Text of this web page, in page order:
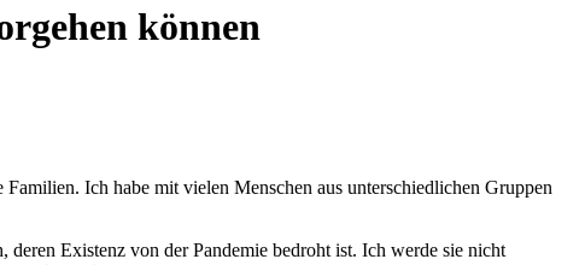
können
Ich habe mit vielen Menschen aus unterschiedlichen Gruppen
Existenz von der Pandemie bedroht ist. Ich werde sie nicht